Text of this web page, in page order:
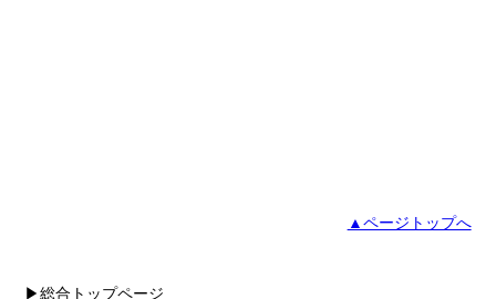
▲ページトップへ
▶総合トップページ